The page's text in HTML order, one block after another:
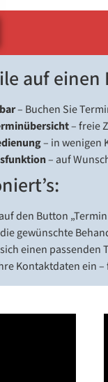
auf einen
– Buchen Sie
– freie
– in wenigen
– auf
den Button
gewünschte
einen passenden
Kontaktdaten ein